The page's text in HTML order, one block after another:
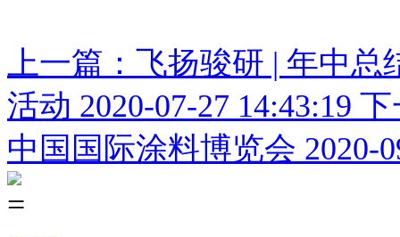
上一篇：飞扬骏研 | 年中
活动 2020-07-27 14:43:19 下
中国国际涂料博览会 2020-